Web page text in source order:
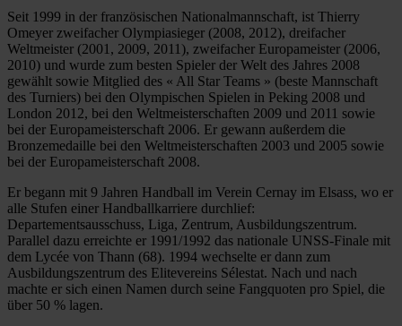
Seit 1999 in der französischen Nationalmannschaft, ist Thierry
Omeyer zweifacher Olympiasieger (2008, 2012), dreifacher
Weltmeister (2001, 2009, 2011), zweifacher Europameister (2006,
2010) und wurde zum besten Spieler der Welt des Jahres 2008
gewählt sowie Mitglied des « All Star Teams » (beste Mannschaft
des Turniers) bei den Olympischen Spielen in Peking 2008 und
London 2012, bei den Weltmeisterschaften 2009 und 2011 sowie
bei der Europameisterschaft 2006. Er gewann außerdem die
Bronzemedaille bei den Weltmeisterschaften 2003 und 2005 sowie
bei der Europameisterschaft 2008.
Er begann mit 9 Jahren Handball im Verein Cernay im Elsass, wo er
alle Stufen einer Handballkarriere durchlief:
Departementsausschuss, Liga, Zentrum, Ausbildungszentrum.
Parallel dazu erreichte er 1991/1992 das nationale UNSS-Finale mit
dem Lycée von Thann (68). 1994 wechselte er dann zum
Ausbildungszentrum des Elitevereins Sélestat. Nach und nach
machte er sich einen Namen durch seine Fangquoten pro Spiel, die
über 50 % lagen.